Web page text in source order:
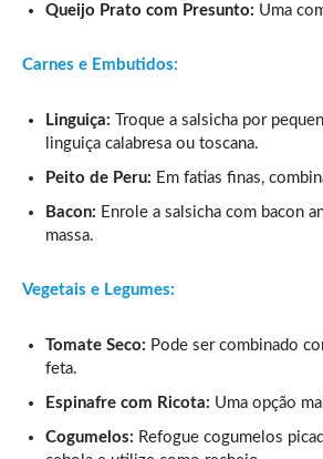
Queijo Prato com Presunto: Uma
Carnes e Embutidos:
Linguiça: Troque a salsicha por
linguiça calabresa ou toscana.
Peito de Peru: Em fatias finas,
Bacon: Enrole a salsicha com bacon
massa.
Vegetais e Legumes:
Tomate Seco: Pode ser combinado
feta.
Espinafre com Ricota: Uma opção
Cogumelos: Refogue cogumelos